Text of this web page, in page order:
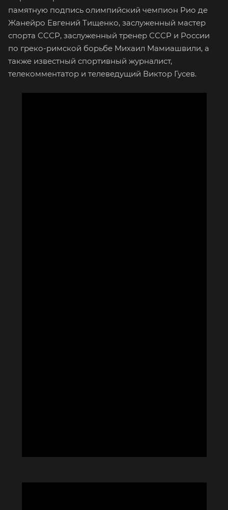
памятную подпись олимпийский чемпион Рио де
Жанейро Евгений Тищенко, заслуженный мастер
спорта СССР, заслуженный тренер СССР и России
по греко-римской борьбе Михаил Мамиашвили, а
также известный спортивный журналист,
телекомментатор и телеведущий Виктор Гусев.